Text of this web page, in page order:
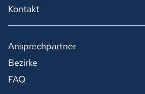
Kontakt
Ansprechpartner
Bezirke
FAQ